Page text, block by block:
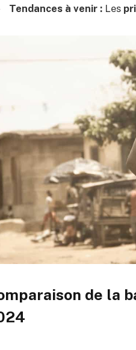
Tendances à venir : Les
de la